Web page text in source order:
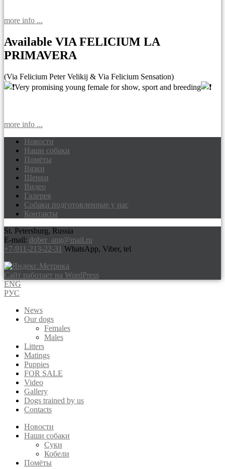
more info ...
Available VIA FELICIUM LA
PRIMAVERA
(Via Felicium Peter Velikij & Via Felicium Sensation)
Very promising young female for show, sport and breeding
more info ...
Доберманы питомник Via Felicium,
щенки добермана
Новости
Наши собаки
Помёты
Вязки
Щенки
Видео
Галерея
Собаки подготовленные у нас
Контакты
St. Petersburg, Russia
E-mail: dober_ang@mail.ru
+7-911-213-22-31 WhatsApp, Viber, tel
Сайт работает на WordPress
ENG
РУС
News
Our dogs
Females
Males
Litters
Matings
Puppies
FOR SALE
Video
Gallery
Dogs trained by us
Contacts
Новости
Наши собаки
Суки
Кобели
Помёты